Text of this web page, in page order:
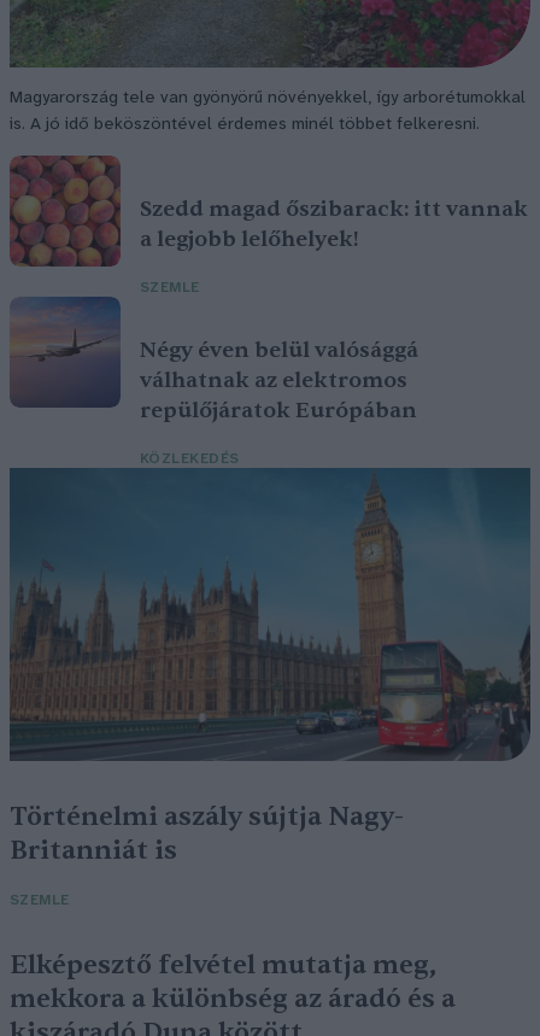
Magyarország tele van gyönyörű növényekkel, így arborétumokkal
is. A jó idő beköszöntével érdemes minél többet felkeresni.
Szedd magad őszibarack: itt vannak
a legjobb lelőhelyek!
SZEMLE
Négy éven belül valósággá
válhatnak az elektromos
repülőjáratok Európában
KÖZLEKEDÉS
Történelmi aszály sújtja Nagy-
Britanniát is
SZEMLE
Elképesztő felvétel mutatja meg,
mekkora a különbség az áradó és a